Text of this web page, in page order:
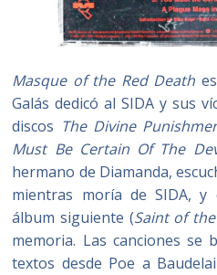
Masque of the Red Death
Galás dedicó al SIDA y sus
discos The Divine
Must Be Certain Of The
hermano de Diamanda,
mientras moría de SIDA, y
álbum siguiente (Saint of
memoria. Las canciones se
textos desde Poe a